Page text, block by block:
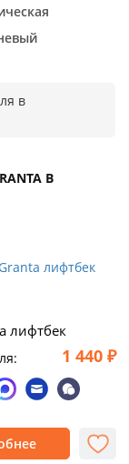
в
В
лифтбек
1 440 ₽